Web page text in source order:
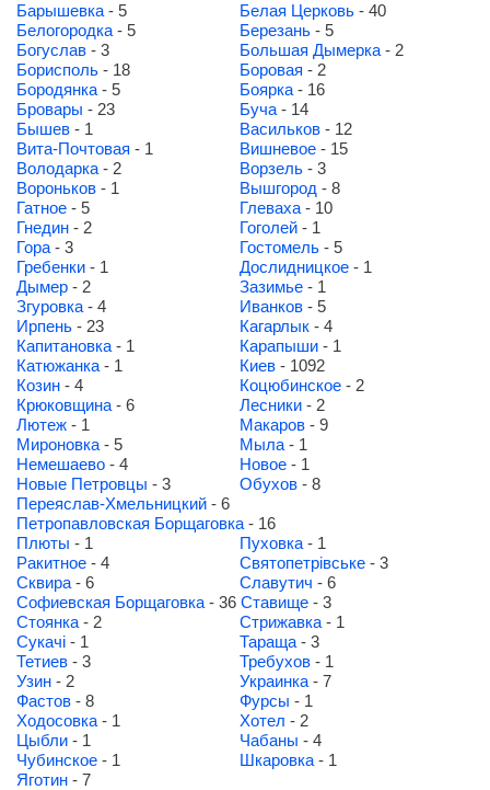
Барышевка - 5 Белая Церковь - 40
Белогородка - 5 Березань - 5
Богуслав - 3 Большая Дымерка - 2
Борисполь - 18 Боровая - 2
Бородянка - 5 Боярка - 16
Бровары - 23 Буча - 14
Бышев - 1 Васильков - 12
Вита-Почтовая - 1 Вишневое - 15
Володарка - 2 Ворзель - 3
Вороньков - 1 Вышгород - 8
Гатное - 5 Глеваха - 10
Гнедин - 2 Гоголей - 1
Гора - 3 Гостомель - 5
Гребенки - 1 Дослидницкое - 1
Дымер - 2 Зазимье - 1
Згуровка - 4 Иванков - 5
Ирпень - 23 Кагарлык - 4
Капитановка - 1 Карапыши - 1
Катюжанка - 1 Киев - 1092
Козин - 4 Коцюбинское - 2
Крюковщина - 6 Лесники - 2
Лютеж - 1 Макаров - 9
Мироновка - 5 Мыла - 1
Немешаево - 4 Новое - 1
Новые Петровцы - 3 Обухов - 8
Переяслав-Хмельницкий - 6
Петропавловская Борщаговка - 16
Плюты - 1 Пуховка - 1
Ракитное - 4 Святопетрівське - 3
Сквира - 6 Славутич - 6
Софиевская Борщаговка - 36 Ставище - 3
Стоянка - 2 Стрижавка - 1
Сукачі - 1 Тараща - 3
Тетиев - 3 Требухов - 1
Узин - 2 Украинка - 7
Фастов - 8 Фурсы - 1
Ходосовка - 1 Хотел - 2
Цыбли - 1 Чабаны - 4
Чубинское - 1 Шкаровка - 1
Яготин - 7